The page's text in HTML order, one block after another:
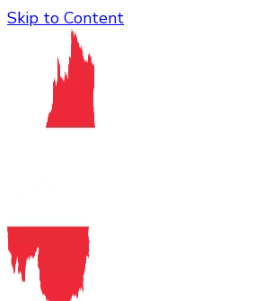
Skip to Content